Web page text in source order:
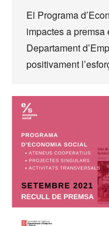
El Programa
impactes a premsa
Departament
positivament